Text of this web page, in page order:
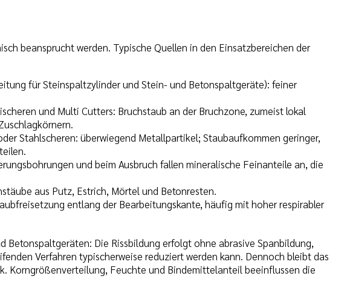
beansprucht werden. Typische Quellen in den Einsatzbereichen der
für Steinspaltzylinder und Stein- und Betonspaltgeräte): feiner
und Multi Cutters: Bruchstaub an der Bruchzone, zumeist lokal
Stahlscheren: überwiegend Metallpartikel; Staubaufkommen geringer,
und beim Ausbruch fallen mineralische Feinanteile an, die
aus Putz, Estrich, Mörtel und Betonresten.
entlang der Bearbeitungskante, häufig mit hoher respirabler
Die Rissbildung erfolgt ohne abrasive Spanbildung,
Verfahren typischerweise reduziert werden kann. Dennoch bleibt das
Korngrößenverteilung, Feuchte und Bindemittelanteil beeinflussen die